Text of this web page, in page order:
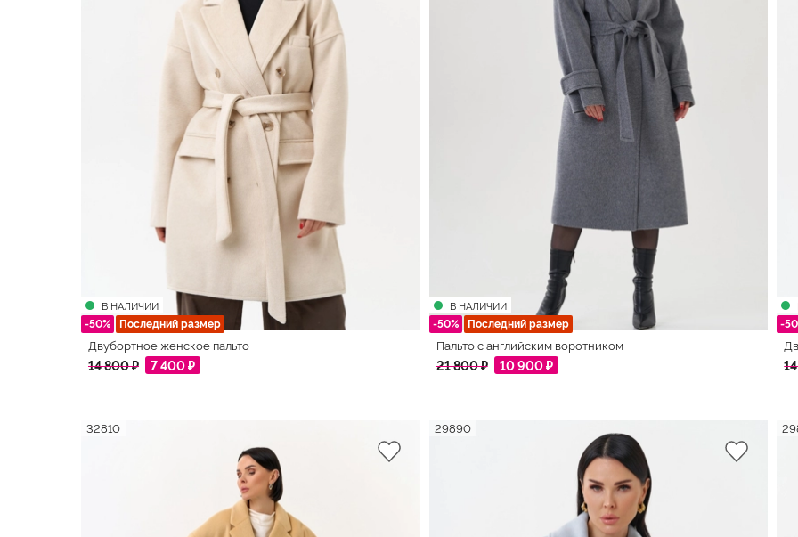
В НАЛИЧИИ
-50% Последний размер
Двубортное женское пальто
14 800 ₽ 7 400 ₽
В НАЛИЧИИ
-50% Последний размер
Пальто с английским воротником
21 800 ₽ 10 900 ₽
-
32810 29890